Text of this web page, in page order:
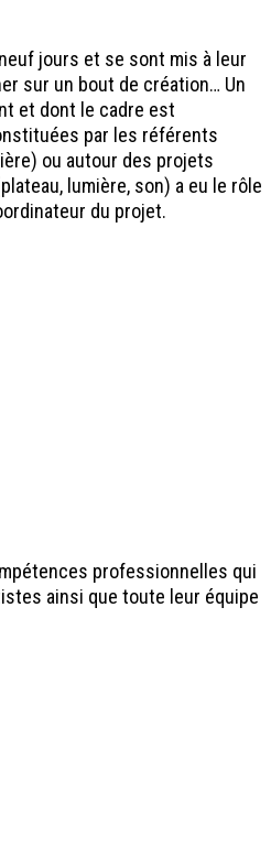
jours et se sont mis à leur
sur un bout de création… Un
et dont le cadre est
par les référents
ou autour des projets
lumière, son) a eu le rôle
du projet.
professionnelles qui
ainsi que toute leur équipe